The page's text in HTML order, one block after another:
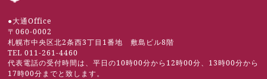
●大通Office
〒060-0002
札幌市中央区北2条西3丁目1番地 敷島ビル8階
TEL 011-261-4460
代表電話の受付時間は、平日の10時00分から12時00分、13時00分から
17時00分までと致します。